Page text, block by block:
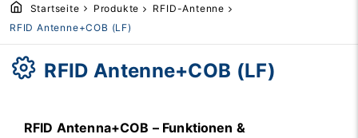
Startseite Produkte
RFID-Antenne
RFID Antenne+COB (LF)
RFID Antenne+COB (LF)
RFID Antenna+COB – Funktionen &